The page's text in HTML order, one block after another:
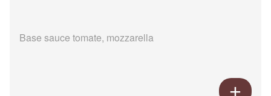
Base sauce tomate, mozzarella